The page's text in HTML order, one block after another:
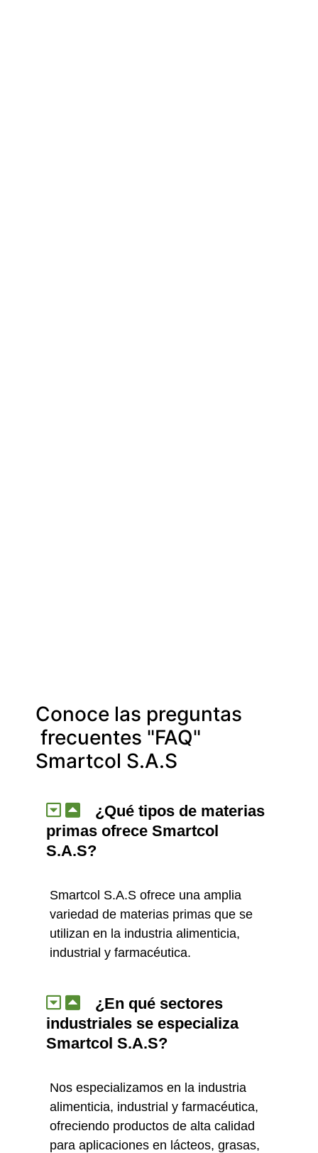
Conoce las preguntas
frecuentes "FAQ"
Smartcol S.A.S
¿Qué tipos de materias
primas ofrece Smartcol
S.A.S?
Smartcol S.A.S ofrece una amplia
variedad de materias primas que se
utilizan en la industria alimenticia,
industrial y farmacéutica.
¿En qué sectores
industriales se especializa
Smartcol S.A.S?
Nos especializamos en la industria
alimenticia, industrial y farmacéutica,
ofreciendo productos de alta calidad
para aplicaciones en lácteos, grasas,